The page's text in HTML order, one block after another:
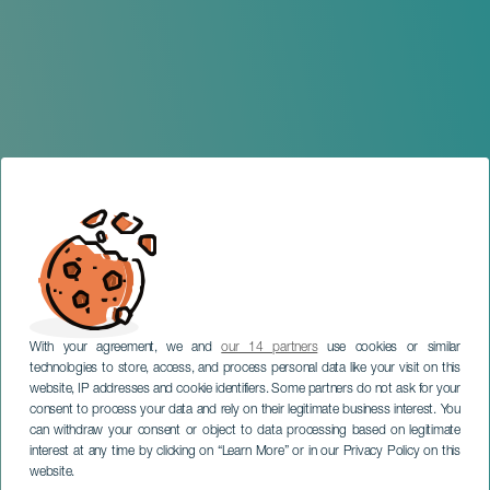
With your agreement, we andour 14 partnersuse cookies or similar
technologies to store, access, and process personal data like your visit on this
website, IP addresses and cookie identifiers. Some partners do not ask for your
consent to process your data and rely on their legitimate business interest. You
can withdraw your consent or object to data processing based on legitimate
interest at any time by clicking on “Learn More” or in our Privacy Policy on this
website.
Lorca por Saura. Gran
Canaria
GRAN CANARIA